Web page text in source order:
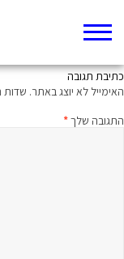
כתיבת תגובה
האימייל לא יוצג באתר. שדות
התגובה שלך*